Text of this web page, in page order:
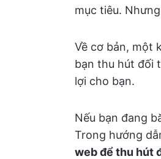
mục tiêu.
Về cơ bản, một
bạn thu hút đối
lợi cho bạn.
Nếu bạn đang
Trong hướng
web để thu hút